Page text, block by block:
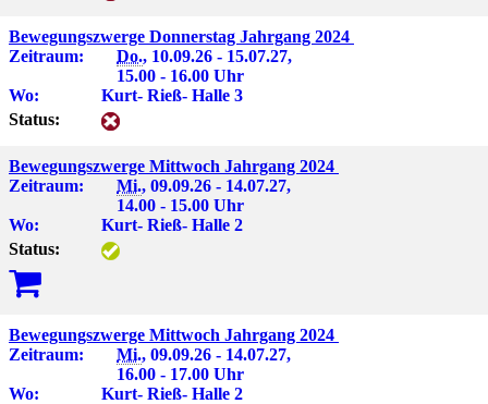
Bewegungszwerge Donnerstag Jahrgang 2024
Zeitraum:
Do., 10.09.26 - 15.07.27,
15.00 - 16.00 Uhr
Wo:
Kurt- Rieß- Halle 3
Status:
Bewegungszwerge Mittwoch Jahrgang 2024
Zeitraum:
Mi., 09.09.26 - 14.07.27,
14.00 - 15.00 Uhr
Wo:
Kurt- Rieß- Halle 2
Status:
Bewegungszwerge Mittwoch Jahrgang 2024
Zeitraum:
Mi., 09.09.26 - 14.07.27,
16.00 - 17.00 Uhr
Wo:
Kurt- Rieß- Halle 2